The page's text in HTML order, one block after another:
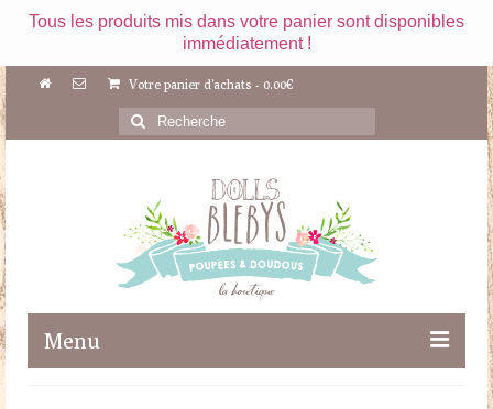
Tous les produits mis dans votre panier sont disponibles
immédiatement !
Votre panier d'achats - 0.00€
Rechercher
:
Menu